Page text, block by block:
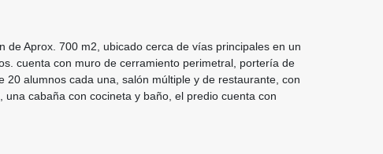
Aprox. 700 m2, ubicado cerca de vías principales en un
cuenta con muro de cerramiento perimetral, portería de
alumnos cada una, salón múltiple y de restaurante, con
cabaña con cocineta y baño, el predio cuenta con